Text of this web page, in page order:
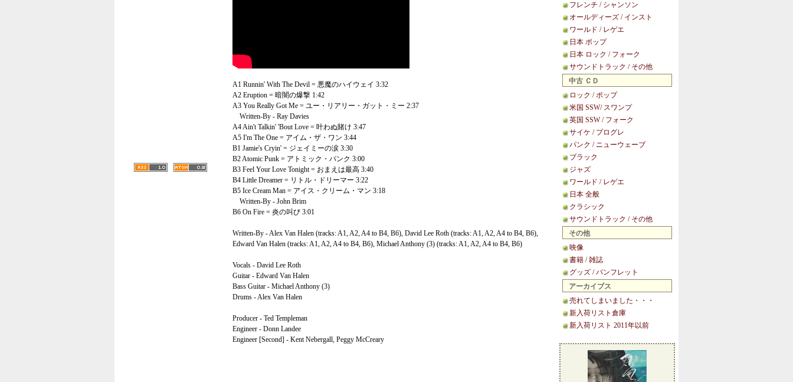
フレンチ / シャンソン
オールディーズ / インスト
ワールド / レゲエ
日本 ポップ
日本 ロック / フォーク
サウンドトラック / その他
中古 ＣＤ
ロック / ポップ
米国 SSW/ スワンプ
英国 SSW / フォーク
サイケ / プログレ
パンク / ニューウェーブ
ブラック
ジャズ
ワールド / レゲエ
日本 全般
クラシック
サウンドトラック / その他
その他
映像
書籍 / 雑誌
グッズ / パンフレット
アーカイブス
売れてしまいました・・・
新入荷リスト倉庫
新入荷リスト 2011年以前
A1 Runnin' With The Devil = 悪魔のハイウェイ 3:32
A2 Eruption = 暗闇の爆撃 1:42
A3 You Really Got Me = ユー・リアリー・ガット・ミー 2:37
Written-By - Ray Davies
A4 Ain't Talkin' 'Bout Love = 叶わぬ賭け 3:47
A5 I'm The One = アイム・ザ・ワン 3:44
B1 Jamie's Cryin' = ジェイミーの涙 3:30
B2 Atomic Punk = アトミック・パンク 3:00
B3 Feel Your Love Tonight = おまえは最高 3:40
B4 Little Dreamer = リトル・ドリーマー 3:22
B5 Ice Cream Man = アイス・クリーム・マン 3:18
Written-By - John Brim
B6 On Fire = 炎の叫び 3:01
Written-By - Alex Van Halen (tracks: A1, A2, A4 to B4, B6), David Lee Roth (tracks: A1, A2, A4 to B4, B6),
Edward Van Halen (tracks: A1, A2, A4 to B4, B6), Michael Anthony (3) (tracks: A1, A2, A4 to B4, B6)
Vocals - David Lee Roth
Guitar - Edward Van Halen
Bass Guitar - Michael Anthony (3)
Drums - Alex Van Halen
Producer - Ted Templeman
Engineer - Donn Landee
Engineer [Second] - Kent Nebergall, Peggy McCreary